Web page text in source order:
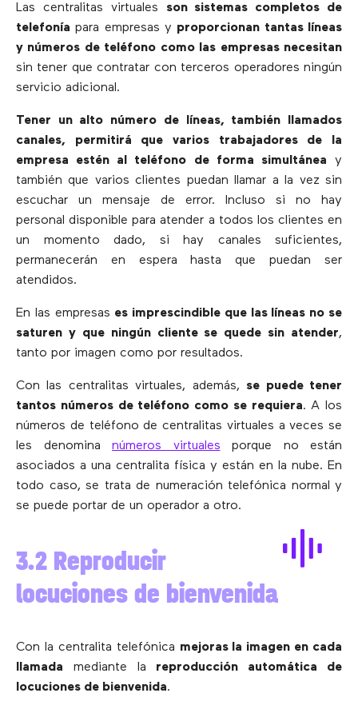
Las centralitas virtuales son sistemas completos de
telefonía para empresas y proporcionan tantas líneas
y números de teléfono como las empresas necesitan
sin tener que contratar con terceros operadores ningún
servicio adicional.
Tener un alto número de líneas, también llamados
canales, permitirá que varios trabajadores de la
empresa estén al teléfono de forma simultánea y
también que varios clientes puedan llamar a la vez sin
escuchar un mensaje de error. Incluso si no hay
personal disponible para atender a todos los clientes en
un momento dado, si hay canales suficientes,
permanecerán en espera hasta que puedan ser
atendidos.
En las empresas es imprescindible que las líneas no se
saturen y que ningún cliente se quede sin atender,
tanto por imagen como por resultados.
Con las centralitas virtuales, además, se puede tener
tantos números de teléfono como se requiera. A los
números de teléfono de centralitas virtuales a veces se
les denomina números virtuales porque no están
asociados a una centralita física y están en la nube. En
todo caso, se trata de numeración telefónica normal y
se puede portar de un operador a otro.
3.2 Reproducir
locuciones de bienvenida
Con la centralita telefónica mejoras la imagen en cada
llamada mediante la reproducción automática de
locuciones de bienvenida.